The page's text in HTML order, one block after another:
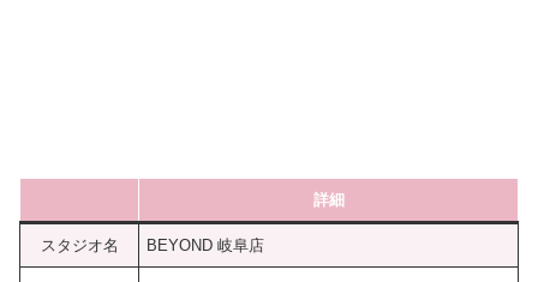
詳細
スタジオ名 BEYOND 岐阜店